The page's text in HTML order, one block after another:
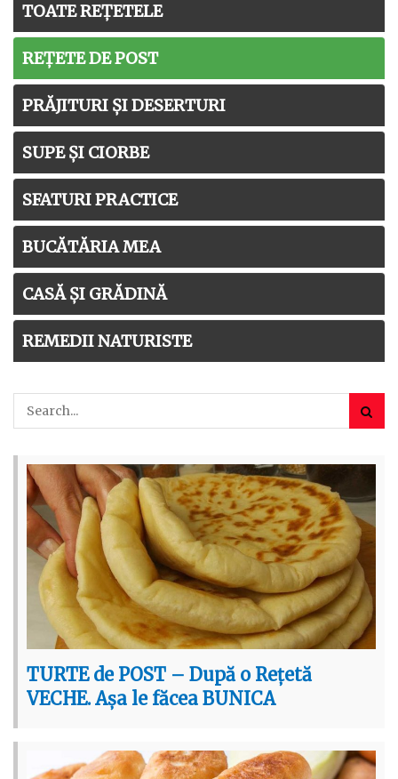
TOATE REȚETELE
REȚETE DE POST
PRĂJITURI ȘI DESERTURI
SUPE ȘI CIORBE
SFATURI PRACTICE
BUCĂTĂRIA MEA
CASĂ ȘI GRĂDINĂ
REMEDII NATURISTE
TURTE de POST – După o Rețetă
VECHE. Așa le făcea BUNICA